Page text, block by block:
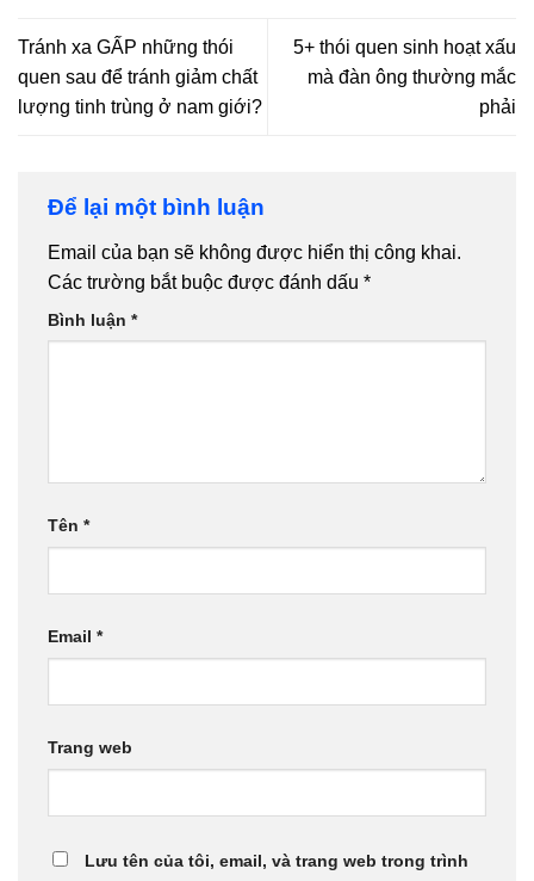
Tránh xa GẤP những thói
quen sau để tránh giảm chất
lượng tinh trùng ở nam giới?
5+ thói quen sinh hoạt xấu
mà đàn ông thường mắc
phải
Để lại một bình luận
Email của bạn sẽ không được hiển thị công khai.
Các trường bắt buộc được đánh dấu *
Bình luận *
Tên *
Email *
Trang web
Lưu tên của tôi, email, và trang web trong trình